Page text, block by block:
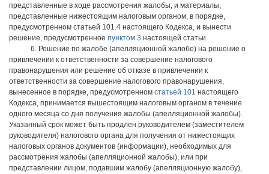
представленные в ходе рассмотрения жалобы, и материалы,
представленные нижестоящим налоговым органом, в порядке,
предусмотренном статьей 101.4 настоящего Кодекса, и вынести
решение, предусмотренное пунктом 3 настоящей статьи.
6. Решение по жалобе (апелляционной жалобе) на решение о
привлечении к ответственности за совершение налогового
правонарушения или решение об отказе в привлечении к
ответственности за совершение налогового правонарушения,
вынесенное в порядке, предусмотренном статьей 101 настоящего
Кодекса, принимается вышестоящим налоговым органом в течение
одного месяца со дня получения жалобы (апелляционной жалобы).
Указанный срок может быть продлен руководителем (заместителем
руководителя) налогового органа для получения от нижестоящих
налоговых органов документов (информации), необходимых для
рассмотрения жалобы (апелляционной жалобы), или при
представлении лицом, подавшим жалобу (апелляционную жалобу),